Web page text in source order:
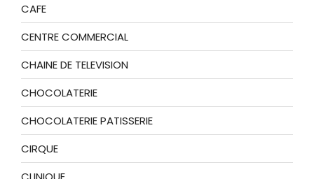
CAFE
CENTRE COMMERCIAL
CHAINE DE TELEVISION
CHOCOLATERIE
CHOCOLATERIE PATISSERIE
CIRQUE